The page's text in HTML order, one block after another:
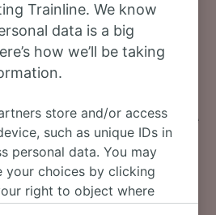
zaoszczędzić na
relacji Berlin – Pritzwalk, jeśli
wyprzedzeniem.
bilety na podróż do stacji
już teraz poszukaj ich w
chcesz najpierw dowiedzieć się
znajdziesz nasz rozkład
pierwszy i ostatni kurs),
tanich biletów oraz
pytania.
Trainline. We know
data is a big
how we’ll be taking
store and/or access
such as unique IDs in
personal data. You may
your choices by clicking
right to object where